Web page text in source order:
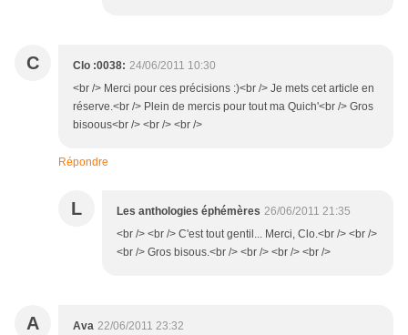
C Clo :0038: 24/06/2011 10:30
<br /> Merci pour ces précisions :)<br /> Je mets cet article en
réserve.<br /> Plein de mercis pour tout ma Quich'<br /> Gros
bisoous<br /> <br /> <br />
Répondre
L Les anthologies éphémères 26/06/2011 21:35
<br /> <br /> C'est tout gentil... Merci, Clo.<br /> <br />
<br /> Gros bisous.<br /> <br /> <br /> <br />
A Ava 22/06/2011 23:32